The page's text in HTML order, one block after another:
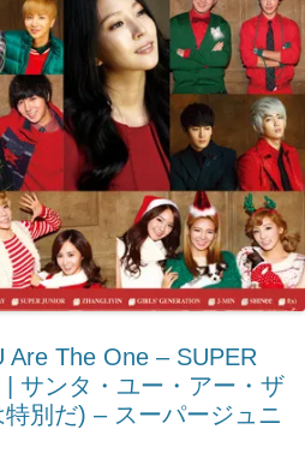
Are The One – SUPER
サンタ・ユー・アー・ザ
別だ) – スーパージュニ